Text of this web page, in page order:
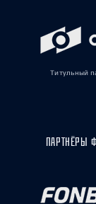
Титульный
ПАРТНЁРЫ